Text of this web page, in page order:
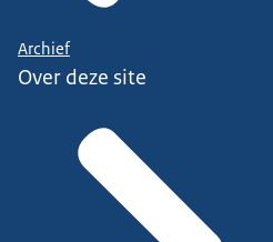
Archief
Over deze site